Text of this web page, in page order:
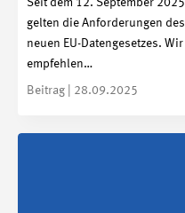
Seit dem 12. September 2025
gelten die Anforderungen des
neuen EU-Datengesetzes. Wir
empfehlen…
Beitrag | 28.09.2025